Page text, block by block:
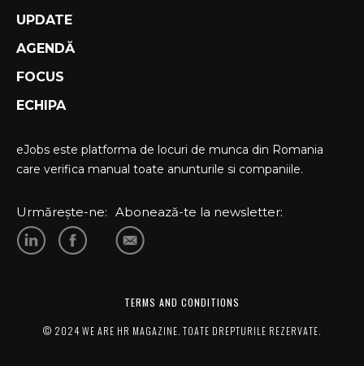
UPDATE
AGENDĂ
FOCUS
ECHIPA
eJobs este platforma de locuri de munca din Romania
care verifica manual toate anunturile si companiile.
Urmărește-ne: Abonează-te la newsletter:
TERMS AND CONDITIONS
© 2024 WE ARE HR MAGAZINE. TOATE DREPTURILE REZERVATE.